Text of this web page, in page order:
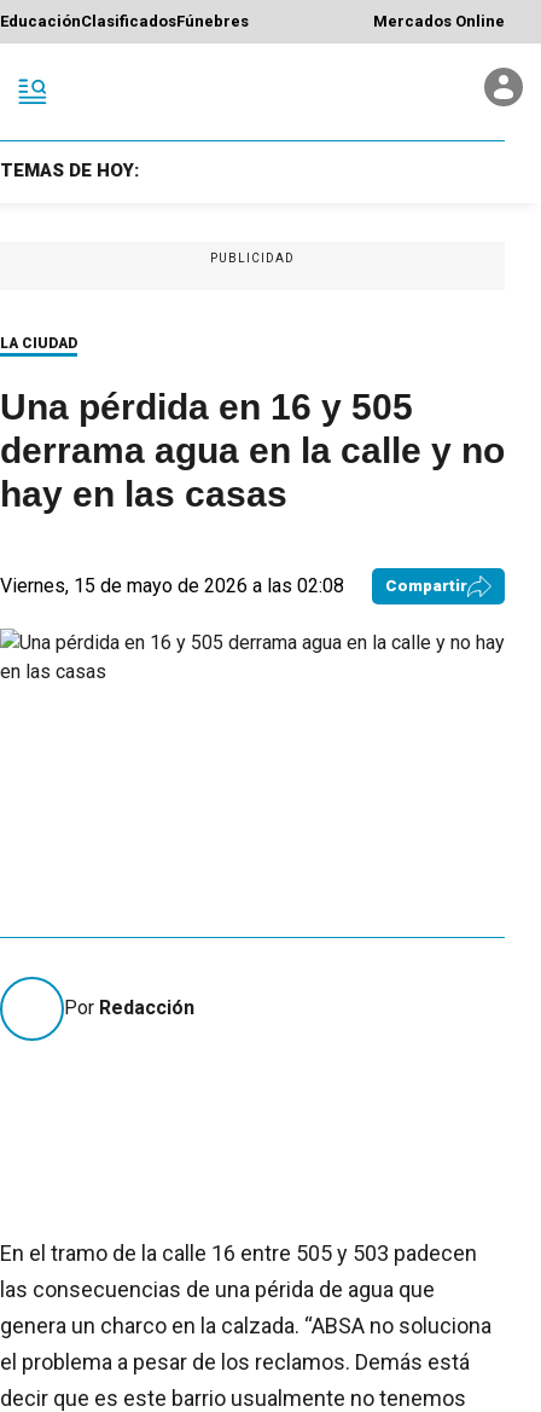
EducaciónClasificadosFúnebres Mercados Online
TEMAS DE HOY:
PUBLICIDAD
LA CIUDAD
Una pérdida en 16 y 505
derrama agua en la calle y no
hay en las casas
Viernes, 15 de mayo de 2026 a las 02:08 Compartir
Por Redacción
En el tramo de la calle 16 entre 505 y 503 padecen
las consecuencias de una périda de agua que
genera un charco en la calzada. “ABSA no soluciona
el problema a pesar de los reclamos. Demás está
decir que es este barrio usualmente no tenemos